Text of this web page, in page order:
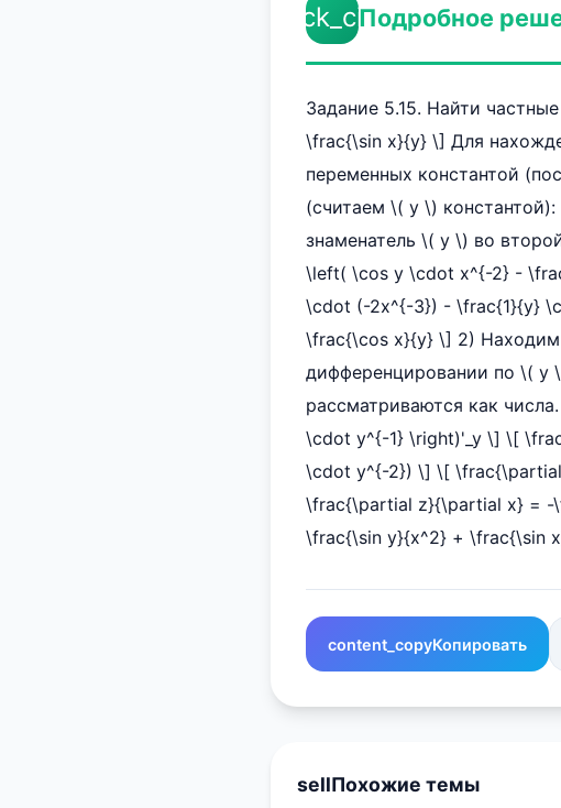
check_circleПодробное
Задание 5.15. Найти
\frac{\sin x}{y} \] Для
переменных константой
(считаем \( y \)
знаменатель \( y \) во
\left( \cos y \cdot x^{-2} -
\cdot (-2x^{-3}) - \frac{1}{y}
\frac{\cos x}{y} \] 2) Находим
дифференцировании по \( y
рассматриваются как
\cdot y^{-1} \right)'_y \] \[
\cdot y^{-2}) \] \[
\frac{\partial z}{\partial x} =
\frac{\sin y}{x^2} + \frac{\sin
content_copyКопировать
sellПохожие темы